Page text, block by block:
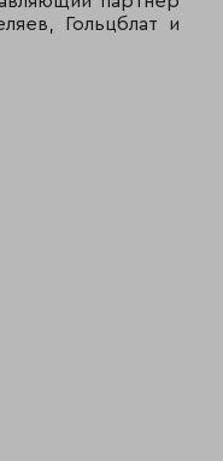
Гольцблат и